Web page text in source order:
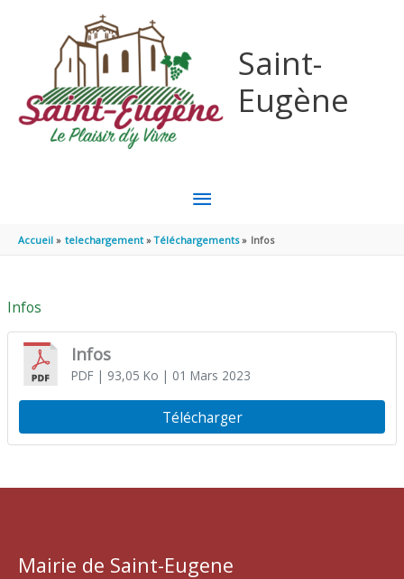
Saint-
Eugène
MENU
PRINCIPAL
Accueil telechargement Téléchargements Infos
Infos
Infos
PDF| 93,05 Ko | 01 Mars 2023
Télécharger
Mairie de Saint-Eugene